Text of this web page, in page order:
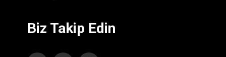
Biz Takip Edin